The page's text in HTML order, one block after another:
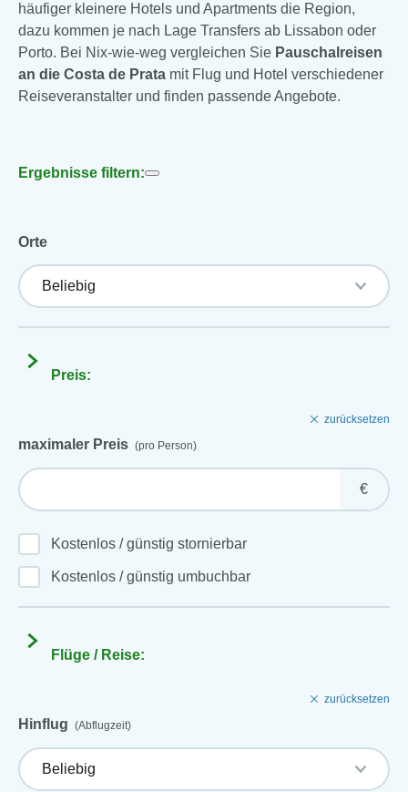
häufiger kleinere Hotels und Apartments die Region,
dazu kommen je nach Lage Transfers ab Lissabon oder
Porto. Bei Nix-wie-weg vergleichen Sie Pauschalreisen
an die Costa de Prata mit Flug und Hotel verschiedener
Reiseveranstalter und finden passende Angebote.
Ergebnisse filtern:
Orte
Preis:
zurücksetzen
maximaler Preis (pro Person)
€
Kostenlos / günstig stornierbar
Kostenlos / günstig umbuchbar
Flüge / Reise:
zurücksetzen
Hinflug (Abflugzeit)